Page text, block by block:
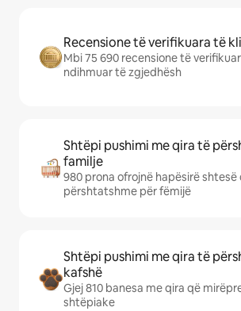
Recensione të verifikuara të
Mbi 75 690 recensione të
ndihmuar të zgjedhësh
Shtëpi pushimi me qira të
familje
980 prona ofrojnë hapësirë
përshtatshme për fëmijë
Shtëpi pushimi me qira të
kafshë
Gjej 810 banesa me qira që
shtëpiake